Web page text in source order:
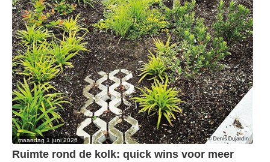
maandag 1 juni 2026
Ruimte rond de kolk: quick wins voor meer